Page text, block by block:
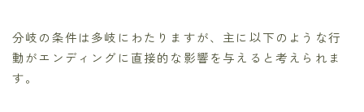
分岐の条件は多岐にわたりますが、主に以下のような行
動がエンディングに直接的な影響を与えると考えられま
す。